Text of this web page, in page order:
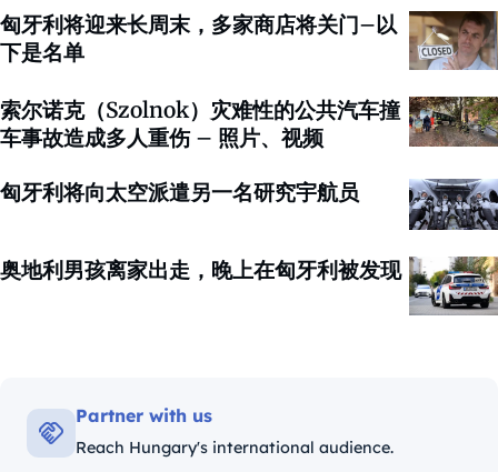
匈牙利将迎来长周末，多家商店将关门–以
下是名单
索尔诺克（Szolnok）灾难性的公共汽车撞
车事故造成多人重伤 – 照片、视频
匈牙利将向太空派遣另一名研究宇航员
奥地利男孩离家出走，晚上在匈牙利被发现
Partner with us
Reach Hungary's international audience.